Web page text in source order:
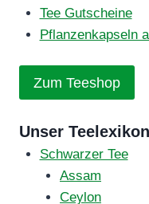
Tee Gutscheine
Pflanzenkapseln
Zum Teeshop
Unser Teelexikon
Schwarzer Tee
Assam
Ceylon